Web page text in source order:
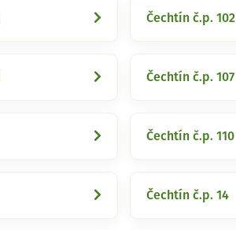
Čechtín č.p. 102
Čechtín č.p. 107
Čechtín č.p. 110
Čechtín č.p. 14